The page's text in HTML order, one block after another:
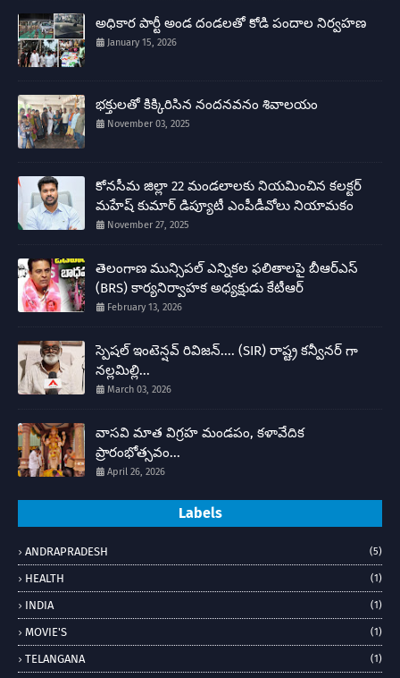
అధికార పార్టీ అండ దండలతో కోడి పందాల నిర్వహణ
January 15, 2026
భక్తులతో కిక్కిరిసిన నందనవనం శివాలయం
November 03, 2025
కోనసీమ జిల్లా 22 మండలాలకు నియమించిన కలక్టర్
మహేష్ కుమార్ డిప్యూటీ ఎంపీడీవోలు నియామకం
November 27, 2025
తెలంగాణ మున్సిపల్ ఎన్నికల ఫలితాలపై బీఆర్ఎస్
(BRS) కార్యనిర్వాహక అధ్యక్షుడు కేటీఆర్
February 13, 2026
స్పెషల్ ఇంటెన్షవ్ రివిజన్.... (SIR) రాష్ట్ర కన్వీనర్ గా
నల్లమిల్లి...
March 03, 2026
వాసవి మాత విగ్రహ మండపం, కళావేదిక
ప్రారంభోత్సవం...
April 26, 2026
Labels
ANDRAPRADESH (5)
HEALTH (1)
INDIA (1)
MOVIE'S (1)
TELANGANA (1)